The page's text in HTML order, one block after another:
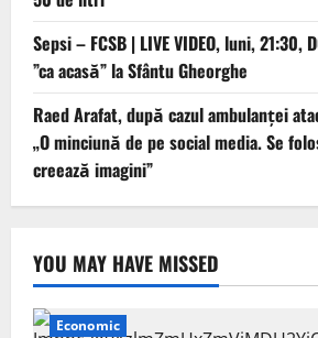
Sepsi – FCSB | LIVE VIDEO, luni, 21:30,
”ca acasă” la Sfântu Gheorghe
Raed Arafat, după cazul ambulanței
„O minciună de pe social media. Se
creează imagini”
YOU MAY HAVE MISSED
Economic